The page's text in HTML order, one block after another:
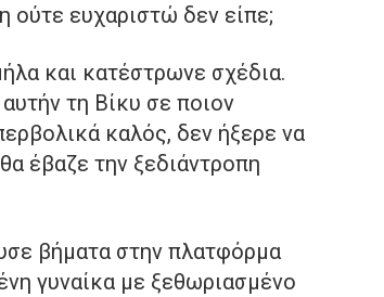
ούτε ευχαριστώ δεν είπε;
και κατέστρωνε σχέδια.
τη Βίκυ σε ποιον
καλός, δεν ήξερε να
έβαζε την ξεδιάντροπη
βήματα στην πλατφόρμα
γυναίκα με ξεθωριασμένο